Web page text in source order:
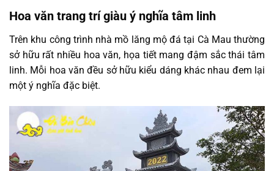
Hoa văn trang trí giàu ý nghĩa tâm linh
Trên khu công trình nhà mồ lăng mộ đá tại Cà Mau thường
sở hữu rất nhiều hoa văn, họa tiết mang đậm sắc thái tâm
linh. Mỗi hoa văn đều sở hữu kiểu dáng khác nhau đem lại
một ý nghĩa đặc biệt.